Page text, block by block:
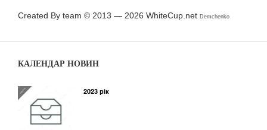
Created By team © 2013 — 2026 WhiteCup.net Demchenko
КАЛЕНДАР НОВИН
2023 рік